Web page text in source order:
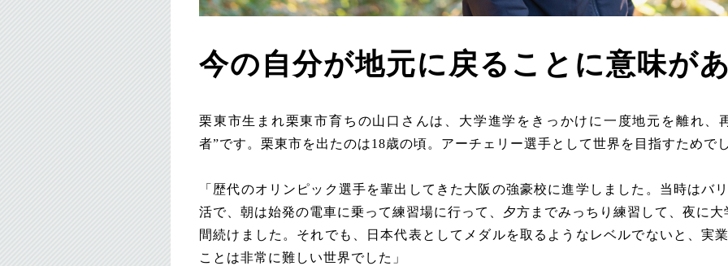
今の自分が地元に戻ることに意味が
栗東市生まれ栗東市育ちの山口さんは、大学進学をきっかけに一度地元を離れ、
者”です。栗東市を出たのは18歳の頃。アーチェリー選手として世界を目指すためで
「歴代のオリンピック選手を輩出してきた大阪の強豪校に進学しました。当時はバ
活で、朝は始発の電車に乗って練習場に行って、夕方までみっちり練習して、夜に
間続けました。それでも、日本代表としてメダルを取るようなレベルでないと、実
ことは非常に難しい世界でした」